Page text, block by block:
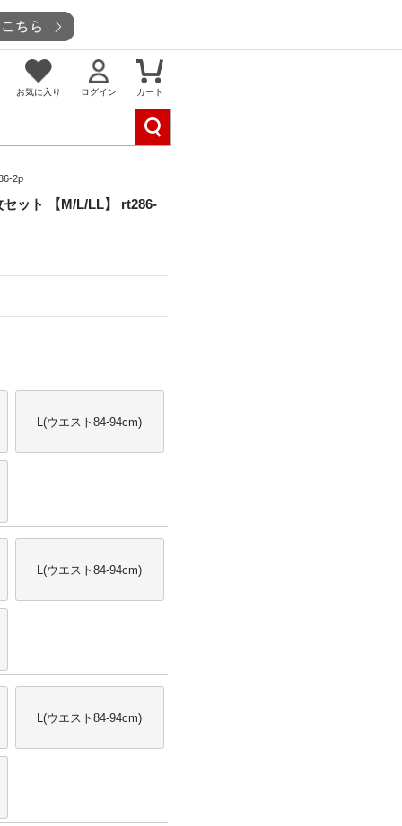
お気に入り ログイン カート
2p
ット 【M/L/LL】 rt286-
L(ウエスト84-94cm)
L(ウエスト84-94cm)
L(ウエスト84-94cm)